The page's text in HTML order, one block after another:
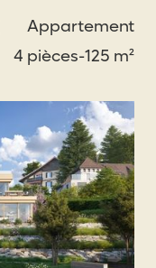
Appartement
4 pièces-125 m²